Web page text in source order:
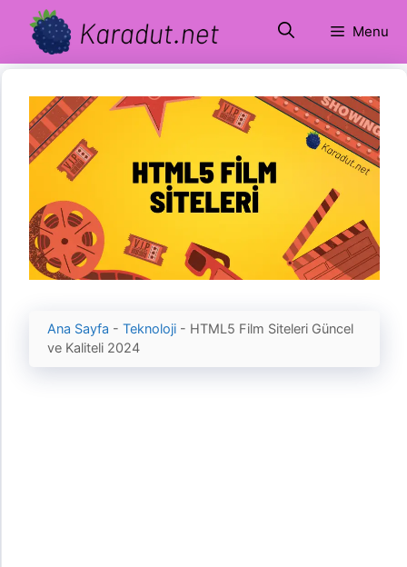
İçeriğe
Menu
Ana Sayfa - Teknoloji - HTML5 Film Siteleri Güncel
ve Kaliteli 2024